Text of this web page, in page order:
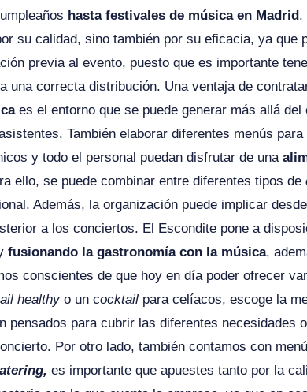
hasta festivales de música en Madrid.
su calidad, sino también por su eficacia, ya que
previa al evento, puesto que es importante
una correcta distribución. Una ventaja de
es el entorno que se puede generar más allá del
También elaborar diferentes menús
y todo el personal puedan disfrutar de una
ello, se puede combinar entre diferentes tipos de
Además, la organización puede implicar
a los conciertos. El Escondite pone a
fusionando la gastronomía con la música,
conscientes de que hoy en día poder ofrecer
healthyo un cocktail para celíacos, escoge la
pensados para cubrir las diferentes necesidades
Por otro lado, también contamos con
es importante que apuestes tanto por la